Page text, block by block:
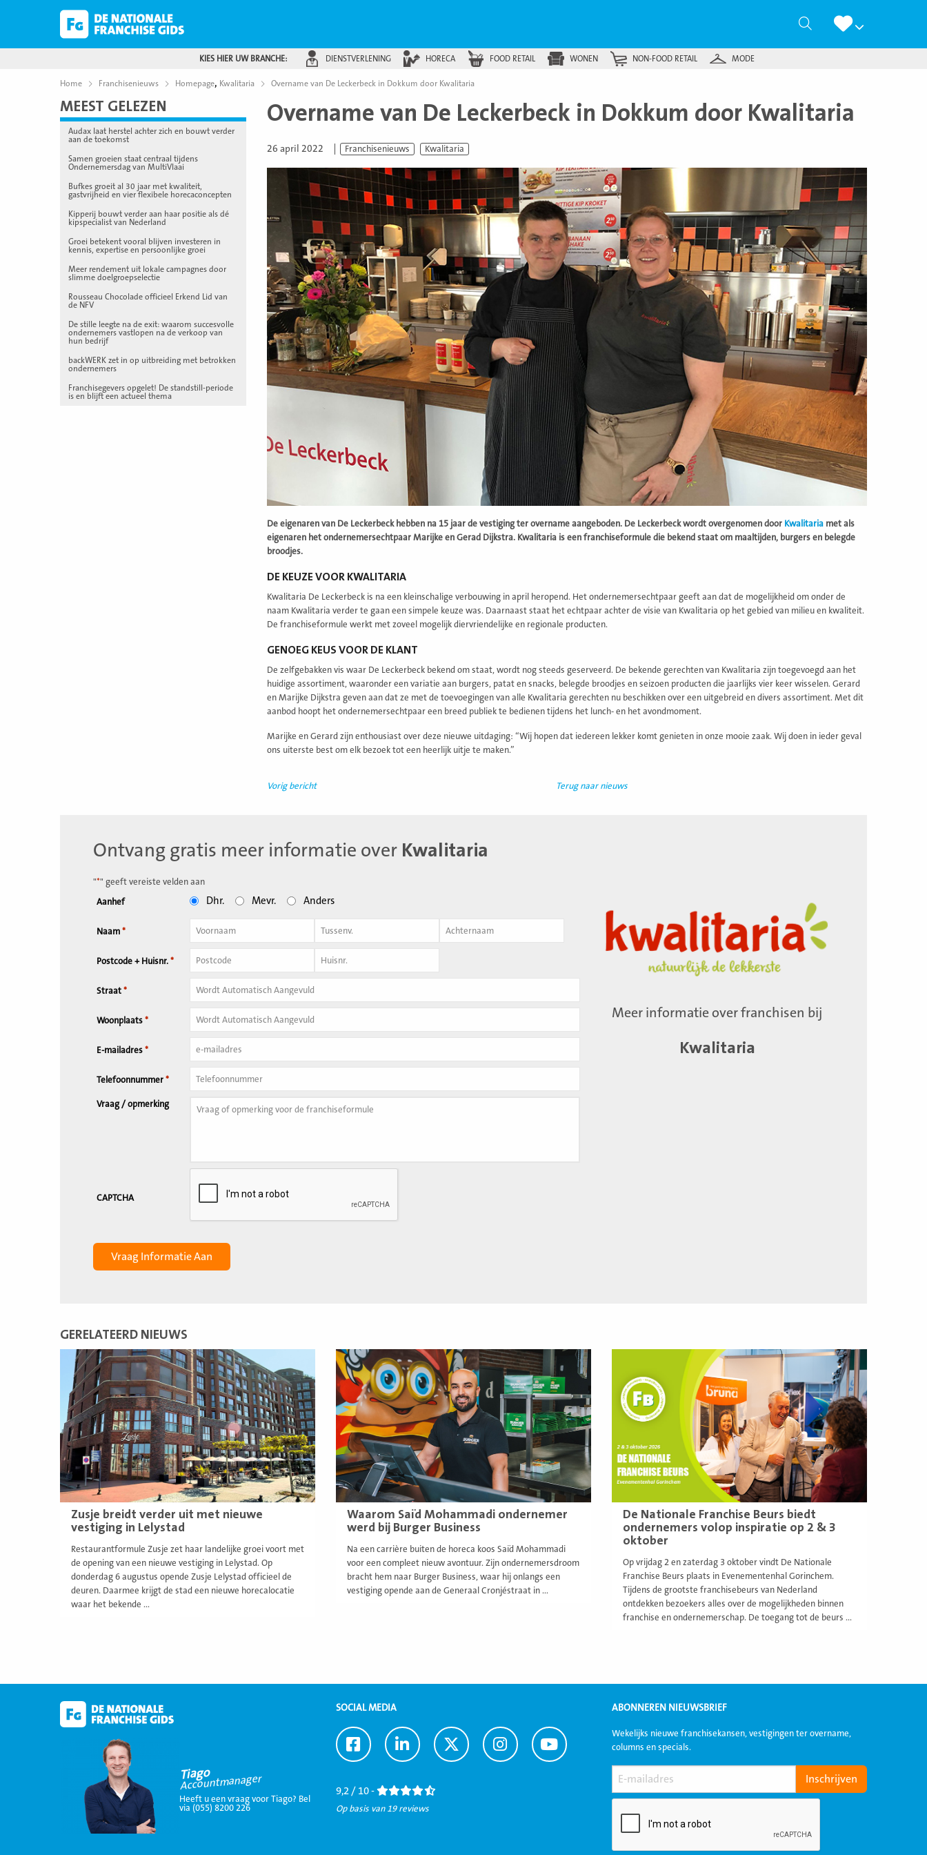
Zoeken
KIES HIER UW BRANCHE: DIENSTVERLENING HORECA FOOD RETAIL WONEN NON-FOOD RETAIL MODE
Home Franchisenieuws Homepage, Kwalitaria Overname van De Leckerbeck in Dokkum door Kwalitaria
MEEST GELEZEN
Audax laat herstel achter zich en bouwt verder
aan de toekomst
Samen groeien staat centraal tijdens
Ondernemersdag van MultiVlaai
Bufkes groeit al 30 jaar met kwaliteit,
gastvrijheid en vier flexibele horecaconcepten
Kipperij bouwt verder aan haar positie als dé
kipspecialist van Nederland
Groei betekent vooral blijven investeren in
kennis, expertise en persoonlijke groei
Meer rendement uit lokale campagnes door
slimme doelgroepselectie
Rousseau Chocolade officieel Erkend Lid van
de NFV
De stille leegte na de exit: waarom succesvolle
ondernemers vastlopen na de verkoop van
hun bedrijf
backWERK zet in op uitbreiding met betrokken
ondernemers
Franchisegevers opgelet! De standstill-periode
is en blijft een actueel thema
Overname van De Leckerbeck in Dokkum door Kwalitaria
26 april 2022 Franchisenieuws Kwalitaria
De eigenaren van De Leckerbeck hebben na 15 jaar de vestiging ter overname aangeboden. De Leckerbeck wordt overgenomen door Kwalitaria met als
eigenaren het ondernemersechtpaar Marijke en Gerad Dijkstra. Kwalitaria is een franchiseformule die bekend staat om maaltijden, burgers en belegde
broodjes.
DE KEUZE VOOR KWALITARIA
Kwalitaria De Leckerbeck is na een kleinschalige verbouwing in april heropend. Het ondernemersechtpaar geeft aan dat de mogelijkheid om onder de
naam Kwalitaria verder te gaan een simpele keuze was. Daarnaast staat het echtpaar achter de visie van Kwalitaria op het gebied van milieu en kwaliteit.
De franchiseformule werkt met zoveel mogelijk diervriendelijke en regionale producten.
GENOEG KEUS VOOR DE KLANT
De zelfgebakken vis waar De Leckerbeck bekend om staat, wordt nog steeds geserveerd. De bekende gerechten van Kwalitaria zijn toegevoegd aan het
huidige assortiment, waaronder een variatie aan burgers, patat en snacks, belegde broodjes en seizoen producten die jaarlijks vier keer wisselen. Gerard
en Marijke Dijkstra geven aan dat ze met de toevoegingen van alle Kwalitaria gerechten nu beschikken over een uitgebreid en divers assortiment. Met dit
aanbod hoopt het ondernemersechtpaar een breed publiek te bedienen tijdens het lunch- en het avondmoment.
Marijke en Gerard zijn enthousiast over deze nieuwe uitdaging: “Wij hopen dat iedereen lekker komt genieten in onze mooie zaak. Wij doen in ieder geval
ons uiterste best om elk bezoek tot een heerlijk uitje te maken.”
Vorig bericht Terug naar nieuws
Ontvang gratis meer informatie over Kwalitaria
"*" geeft vereiste velden aan
Aanhef Dhr. Mevr. Anders
Naam *
Postcode + Huisnr. *
Straat *
Woonplaats *
E-mailadres *
Telefoonnummer *
Vraag / opmerking
CAPTCHA
Meer informatie over franchisen bij
Kwalitaria
GERELATEERD NIEUWS
Zusje breidt verder uit met nieuwe
vestiging in Lelystad
Restaurantformule Zusje zet haar landelijke groei voort met
de opening van een nieuwe vestiging in Lelystad. Op
donderdag 6 augustus opende Zusje Lelystad officieel de
deuren. Daarmee krijgt de stad een nieuwe horecalocatie
waar het bekende ...
Lees
meer
Waarom Saïd Mohammadi ondernemer
werd bij Burger Business
Na een carrière buiten de horeca koos Saïd Mohammadi
voor een compleet nieuw avontuur. Zijn ondernemersdroom
bracht hem naar Burger Business, waar hij onlangs een
vestiging opende aan de Generaal Cronjéstraat in ...
Lees
meer
De Nationale Franchise Beurs biedt
ondernemers volop inspiratie op 2 & 3
oktober
Op vrijdag 2 en zaterdag 3 oktober vindt De Nationale
Franchise Beurs plaats in Evenementenhal Gorinchem.
Tijdens de grootste franchisebeurs van Nederland
ontdekken bezoekers alles over de mogelijkheden binnen
franchise en ondernemerschap. De toegang tot de beurs ...
Tiago
Accountmanager
Heeft u een vraag voor Tiago? Bel
via (055) 8200 226
SOCIAL MEDIA
Ga
naar
Ga
naar
Ga
naar
Ga
naar
Ga
naar
9,2 / 10 -
Op basis van 19 reviews
ABONNEREN NIEUWSBRIEF
Wekelijks nieuwe franchisekansen, vestigingen ter overname,
columns en specials.